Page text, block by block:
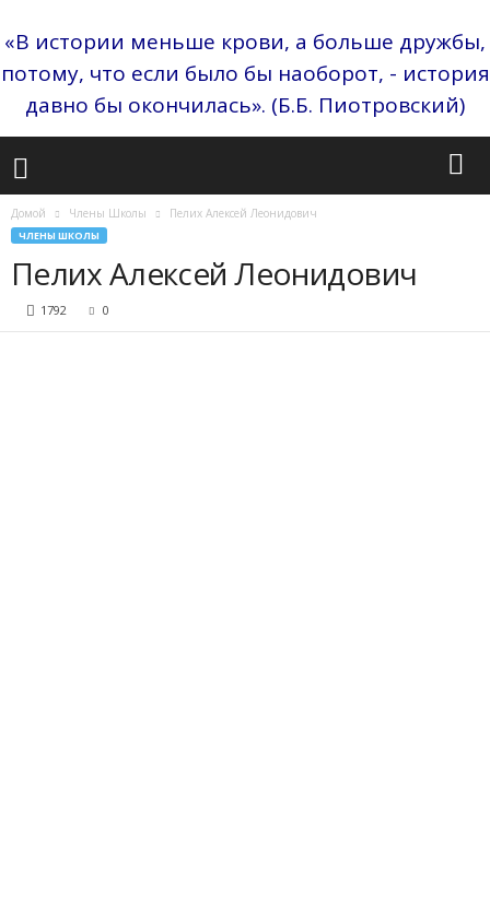
«В истории меньше крови, а больше дружбы,
потому, что если было бы наоборот, - история
давно бы окончилась». (Б.Б. Пиотровский)
Домой Члены Школы Пелих Алексей Леонидович
ЧЛЕНЫ ШКОЛЫ
Пелих Алексей Леонидович
1792 0